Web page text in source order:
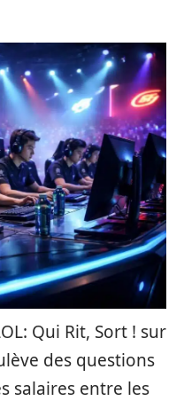
Qui Rit, Sort ! sur
des questions
salaires entre les